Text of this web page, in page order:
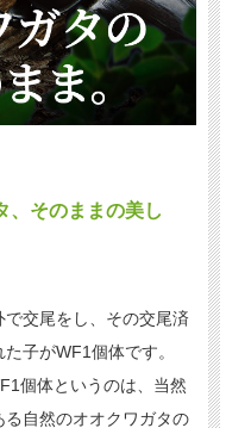
、そのままの美し
交尾をし、その交尾済
子がWF1個体です。
個体というのは、当然
自然のオオクワガタの